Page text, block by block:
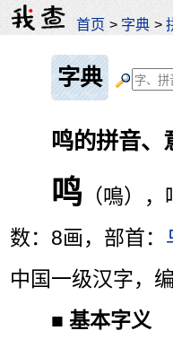
首页 > 字典 >
字典
鸣的拼音、
鸣 （鳴），
数：8画，部首：
中国一级汉字，
■基本字义